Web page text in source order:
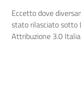
Eccetto dove
stato rilasciato sotto
Attribuzione 3.0